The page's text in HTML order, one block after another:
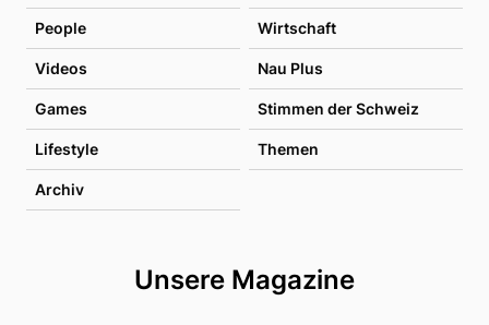
People Wirtschaft
Videos Nau Plus
Games Stimmen der Schweiz
Lifestyle Themen
Archiv
Unsere Magazine